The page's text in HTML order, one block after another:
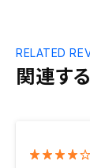
関連す
RELATED